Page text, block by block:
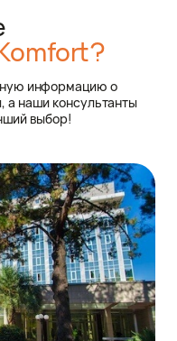
информацию о
а наши консультанты
выбор!